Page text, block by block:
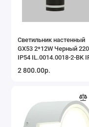
Светильник настенный
GX53 2*12W Черный
IP54 IL.0014.0018-2-BK
2 800.00р.